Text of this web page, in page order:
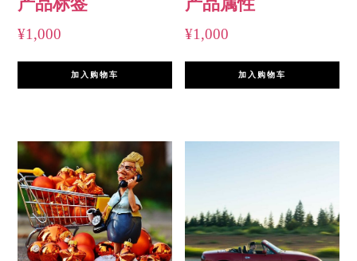
¥1,000
加入购物车
¥1,000
加入购物车